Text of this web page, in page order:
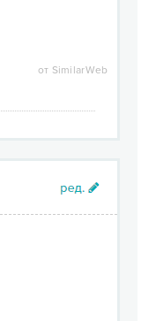
от SimilarWeb